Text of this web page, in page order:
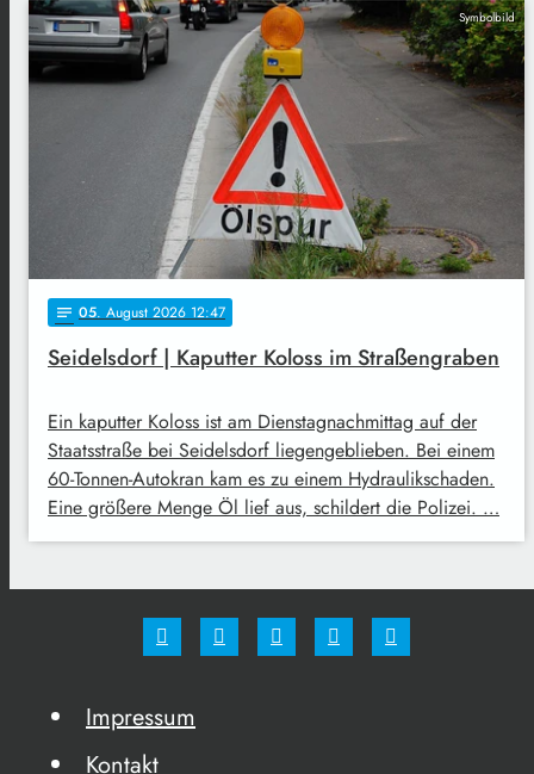
Symbolbild
notes 05. August 2026 12:47
Seidelsdorf | Kaputter Koloss im Straßengraben
Ein kaputter Koloss ist am Dienstagnachmittag auf der
Staatsstraße bei Seidelsdorf liegengeblieben. Bei einem
60-Tonnen-Autokran kam es zu einem Hydraulikschaden.
Eine größere Menge Öl lief aus, schildert die Polizei. …
Impressum
Kontakt